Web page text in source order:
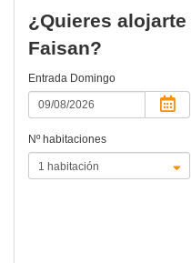
¿Quieres
Faisan?
Entrada Domingo
Nº habitaciones